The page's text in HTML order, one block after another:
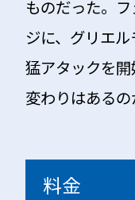
ものだった。
ジに、グリエ
猛アタックを
変わりはある
料金